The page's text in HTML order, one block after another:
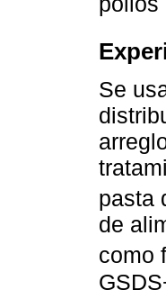
Se
pasta
de
como